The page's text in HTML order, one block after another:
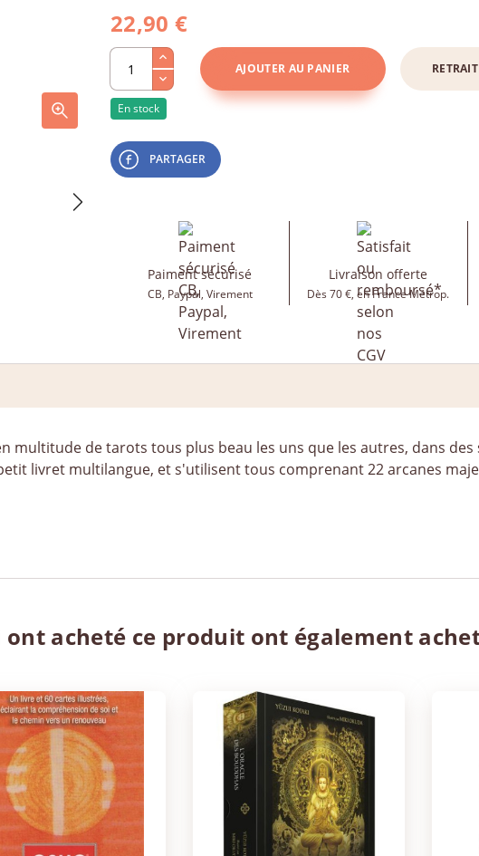
22,90 €
AJOUTER AU PANIER
En stock
PARTAGER
Paiment sécurisé
CB, Paypal, Virement
Livraison offerte
Dès 70 €, en France Métrop.
multitude de tarots tous plus beau les uns que les autres, dans des
livret multilangue, et s'utilisent tous comprenant 22 arcanes
ont acheté ce produit ont également